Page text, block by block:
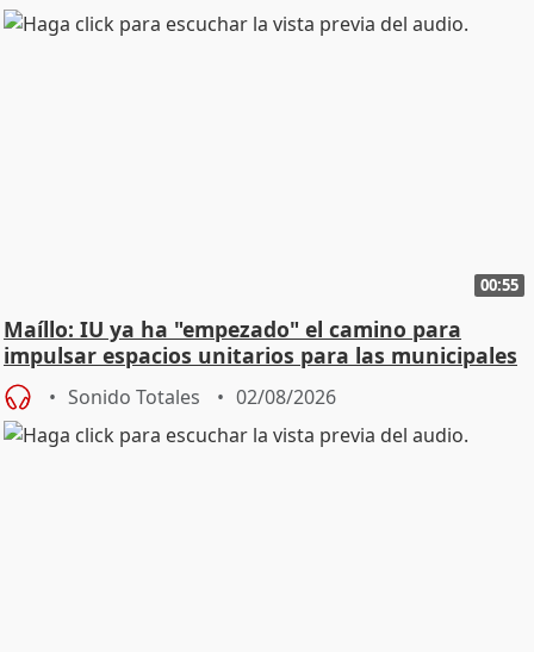
00:55
Maíllo: IU ya ha "empezado" el camino para
impulsar espacios unitarios para las municipales
Sonido Totales 02/08/2026